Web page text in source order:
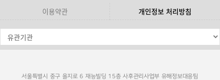
이용약관 개인정보 처리방침
서울특별시 중구 을지로 6 재능빌딩 15층 사후관리사업부 유해정보대응팀